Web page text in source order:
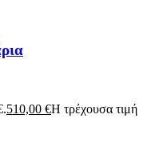
510,00 €Η τρέχουσα τιμή